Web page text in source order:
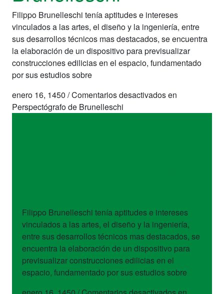
Filippo Brunelleschi tenía aptitudes e intereses
vinculados a las artes, el diseño y la ingeniería, entre
sus desarrollos técnicos mas destacados, se encuentra
la elaboración de un dispositivo para previsualizar
construcciones edilicias en el espacio, fundamentado
por sus estudios sobre
enero 16, 1450 /Comentarios desactivadosen
Perspectógrafo de Brunelleschi
Filippo Brunelleschi tenía aptitudes e intereses
vinculados a las artes, el diseño y la ingeniería,
entre sus desarrollos técnicos mas destacados, se
encuentra la elaboración de un dispositivo para
previsualizar construcciones edilicias en el
espacio, fundamentado por sus estudios sobre